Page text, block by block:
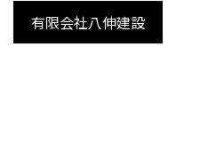
有限会社八伸建設